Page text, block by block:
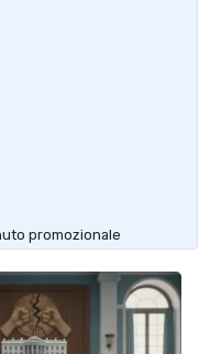
promozionale